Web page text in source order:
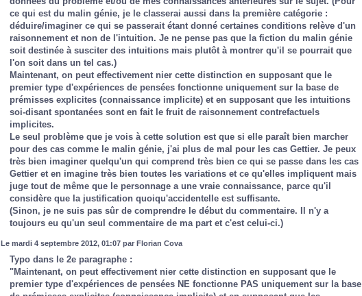
ce qui est du malin génie, je le classerai aussi dans la première catégorie :
déduire/imaginer ce qui se passerait étant donné certaines conditions relève d'un
raisonnement et non de l'intuition. Je ne pense pas que la fiction du malin génie
soit destinée à susciter des intuitions mais plutôt à montrer qu'il se pourrait que
l'on soit dans un tel cas.)
Maintenant, on peut effectivement nier cette distinction en supposant que le
premier type d'expériences de pensées fonctionne uniquement sur la base de
prémisses explicites (connaissance implicite) et en supposant que les intuitions
soi-disant spontanées sont en fait le fruit de raisonnement contrefactuels
implicites.
Le seul problème que je vois à cette solution est que si elle paraît bien marcher
pour des cas comme le malin génie, j'ai plus de mal pour les cas Gettier. Je peux
très bien imaginer quelqu'un qui comprend très bien ce qui se passe dans les cas
Gettier et en imagine très bien toutes les variations et ce qu'elles impliquent mais
juge tout de même que le personnage a une vraie connaissance, parce qu'il
considère que la justification quoiqu'accidentelle est suffisante.
(Sinon, je ne suis pas sûr de comprendre le début du commentaire. Il n'y a
toujours eu qu'un seul commentaire de ma part et c'est celui-ci.)
Le mardi 4 septembre 2012, 01:07 par Florian Cova
Typo dans le 2e paragraphe :
"Maintenant, on peut effectivement nier cette distinction en supposant que le
premier type d'expériences de pensées NE fonctionne PAS uniquement sur la base